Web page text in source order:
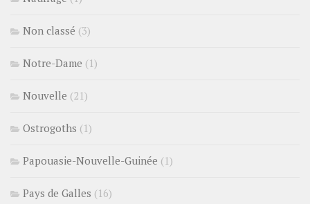
Non classé (3)
Notre-Dame (1)
Nouvelle (21)
Ostrogoths (1)
Papouasie-Nouvelle-Guinée (1)
Pays de Galles (16)